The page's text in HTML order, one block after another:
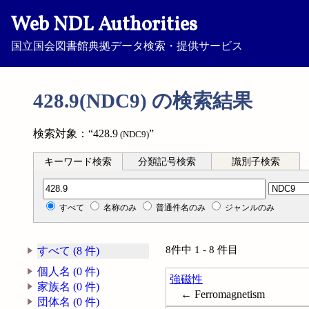
Web NDL Authorities
国立国会図書館典拠データ検索・提供サービス
428.9(NDC9) の検索結果
検索対象：“428.9 (NDC9)”
キーワード検索 分類記号検索 識別子検索
分類記号検索
すべて 名称のみ 普通件名のみ ジャンルのみ
すべて (8 件)
個人名 (0 件)
家族名 (0 件)
団体名 (0 件)
8件中 1 - 8 件目
強磁性
← Ferromagnetism